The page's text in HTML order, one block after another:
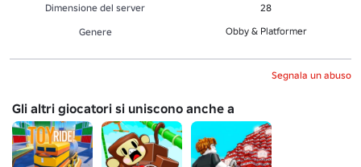
Dimensione del server
28
Genere
Obby & Platformer
Segnala un abuso
Gli altri giocatori si uniscono anche a